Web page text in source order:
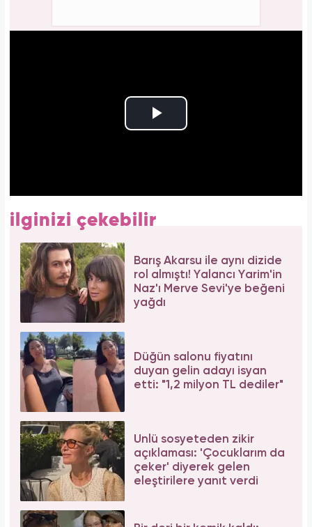
ilginizi çekebilir
Barış Akarsu ile aynı dizide
rol almıştı! Yalancı Yarim'in
Naz'ı Merve Sevi'ye beğeni
yağdı
Düğün salonu fiyatını
duyan gelin adayı isyan
etti: "1,2 milyon TL dediler"
Ünlü sosyeteden zikir
açıklaması: 'Çocuklarım da
çeker' diyerek gelen
eleştirilere yanıt verdi